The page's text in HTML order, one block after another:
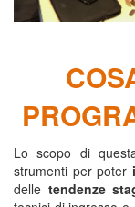
Lo scopo di
strumenti per poter
delle tendenze